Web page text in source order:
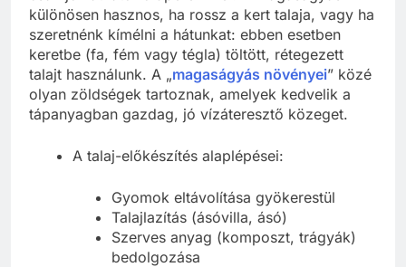
különösen hasznos, ha rossz a kert talaja, vagy ha
szeretnénk kímélni a hátunkat: ebben esetben
keretbe (fa, fém vagy tégla) töltött, rétegezett
talajt használunk. A „magaságyás növényei” közé
olyan zöldségek tartoznak, amelyek kedvelik a
tápanyagban gazdag, jó vízáteresztő közeget.
A talaj-előkészítés alaplépései:
Gyomok eltávolítása gyökerestül
Talajlazítás (ásóvilla, ásó)
Szerves anyag (komposzt, trágyák)
bedolgozása